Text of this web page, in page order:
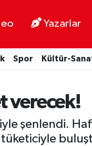
Yazarlar
Spor Kültür-
verecek!
şenlendi.
tüketiciyle